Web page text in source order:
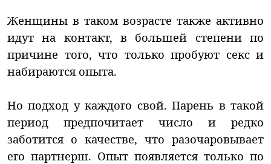
Женщины в таком возрасте также активно
идут на контакт, в большей степени по
причине того, что только пробуют секс и
набираются опыта.
Но подход у каждого свой. Парень в такой
период предпочитает число и редко
заботится о качестве, что разочаровывает
его партнерш. Опыт появляется только по